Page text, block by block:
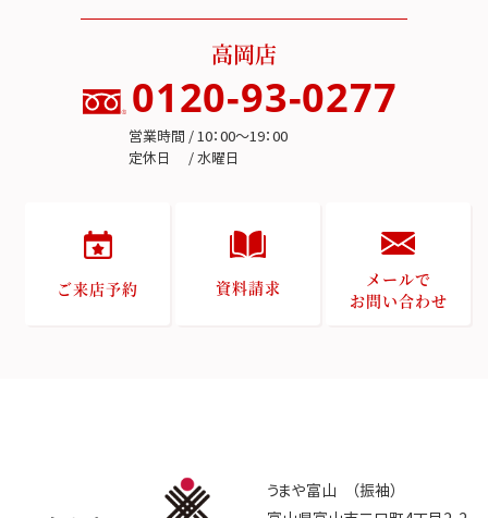
高岡店
0120-93-0277
営業時間 / 10：00～19：00
定休日 / 水曜日
ご来店予約 資料請求
メールで
お問い合わせ
うまや富山 （振袖）